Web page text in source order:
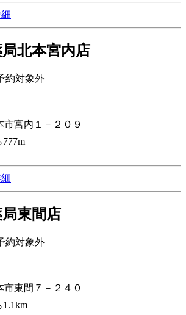
北本宮内店
約対象外
市宮内１－２０９
東間店
約対象外
市東間７－２４０